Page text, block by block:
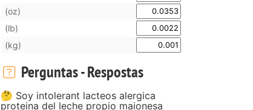
(oz)
(lb)
(kg)
Perguntas - Respostas
🤔 Soy intolerant lacteos alergica
proteina del leche propio maionesa